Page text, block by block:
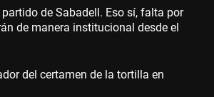
de Sabadell. Eso sí, falta por
de manera institucional desde el
del certamen de la tortilla en